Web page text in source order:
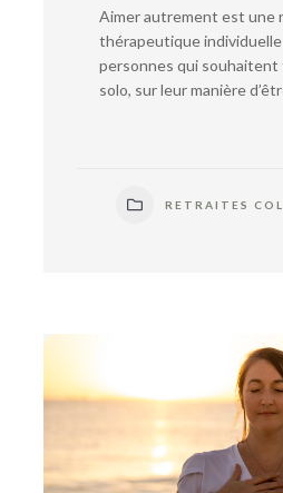
Aimer autrement est une
thérapeutique
personnes qui souhaitent
solo, sur leur manière
RETRAITES